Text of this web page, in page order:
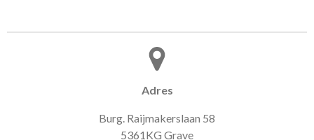
Adres
Burg. Raijmakerslaan 58
5361KG Grave